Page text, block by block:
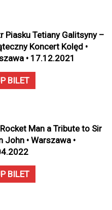
Piasku Tetiany Galitsyny –
Koncert Kolęd •
• 17.12.2021
BILET
Man a Tribute to Sir
John • Warszawa •
BILET